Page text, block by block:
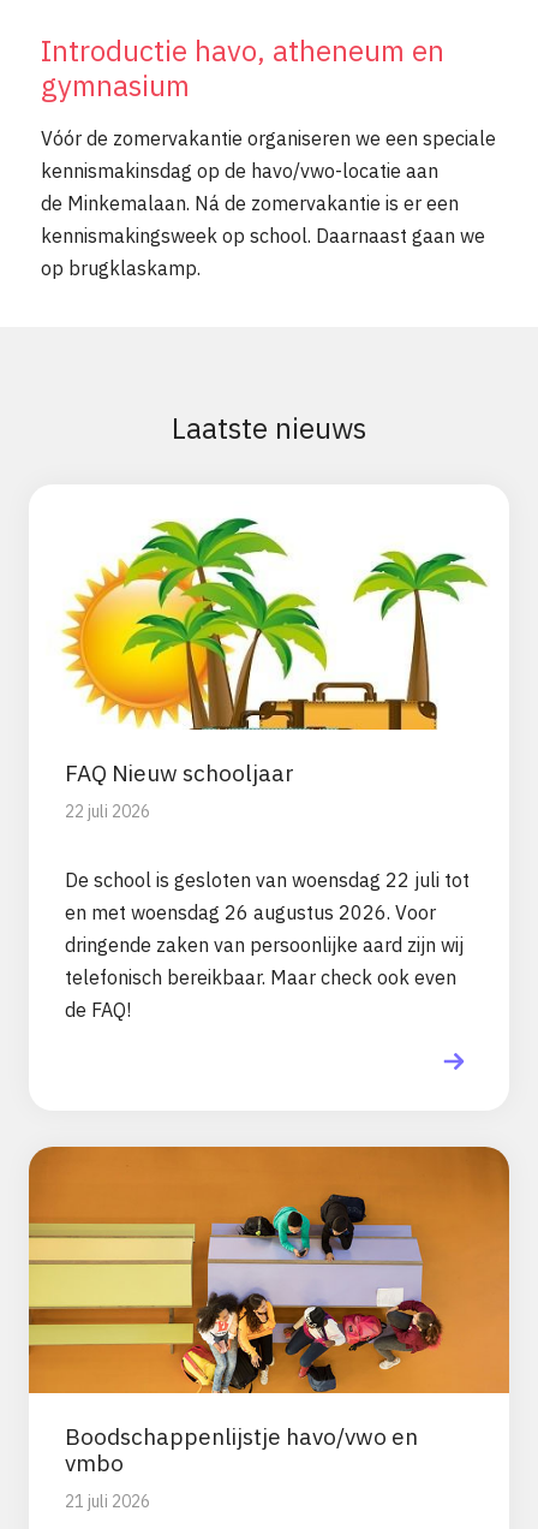
Introductie havo, atheneum en
gymnasium
Vóór de zomervakantie organiseren we een speciale
kennismakinsdag op de havo/vwo-locatie aan
de Minkemalaan. Ná de zomervakantie is er een
kennismakingsweek op school. Daarnaast gaan we
op brugklaskamp.
Laatste nieuws
FAQ Nieuw schooljaar
22 juli 2026
De school is gesloten van woensdag 22 juli tot
en met woensdag 26 augustus 2026. Voor
dringende zaken van persoonlijke aard zijn wij
telefonisch bereikbaar. Maar check ook even
de FAQ!
Boodschappenlijstje havo/vwo en
vmbo
21 juli 2026